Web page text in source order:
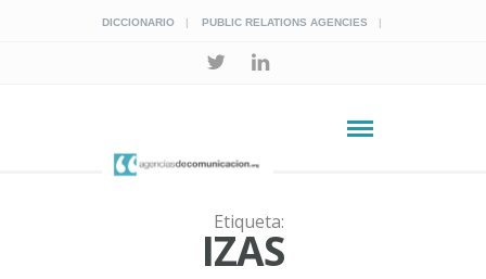
DICCIONARIO PUBLIC RELATIONS AGENCIES
Etiqueta:
IZAS